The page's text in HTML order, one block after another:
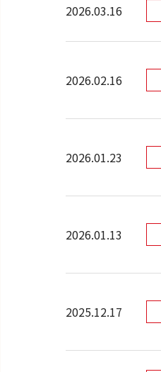
2026.03.16
2026.02.16
2026.01.23
2026.01.13
2025.12.17